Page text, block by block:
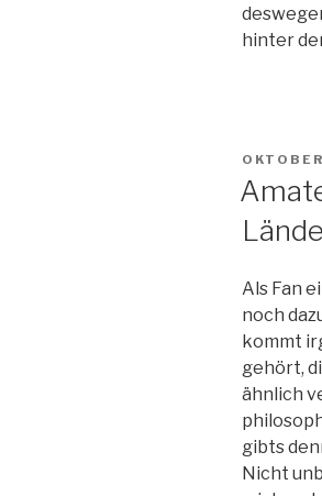
hinter
Als Fan
noch
kommt
gehört,
ähnlich
gibts
Nicht